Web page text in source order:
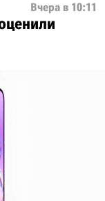
Вчера в 10:11